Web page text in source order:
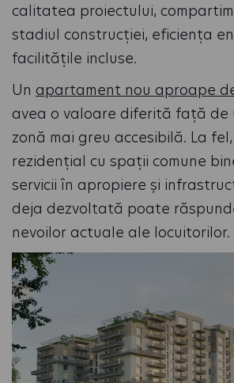
calitatea proiectului,
stadiul construcției, eficiența
facilitățile incluse.
Un apartament nou aproape
avea o valoare diferită față
zonă mai greu accesibilă. La
rezidențial cu spații comune
servicii în apropiere și
deja dezvoltată poate
nevoilor actuale ale locuitorilor.